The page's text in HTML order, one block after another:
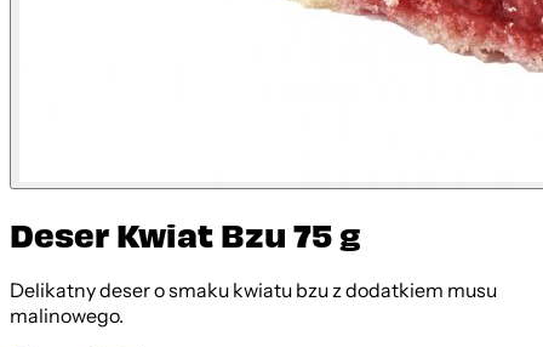
Deser Kwiat Bzu 75 g
Delikatny deser o smaku kwiatu bzu z dodatkiem musu
malinowego.